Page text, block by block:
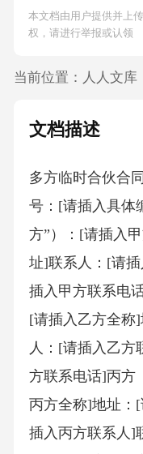
本文档由用户提供并上
权，请进行举报或认领
当前位置： 人人文库
文档描述
多方临时合伙合
号：[请插入具体
方”）：[请插入
址]联系人：[请
插入甲方联系电
[请插入乙方全称
人：[请插入乙方
方联系电话]丙方
丙方全称]地址：
插入丙方联系人]